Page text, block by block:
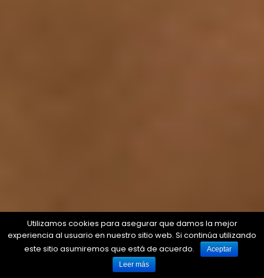
Utilizamos cookies para asegurar que damos la mejor
experiencia al usuario en nuestro sitio web. Si continúa utilizando
este sitio asumiremos que está de acuerdo.
Aceptar
Leer más